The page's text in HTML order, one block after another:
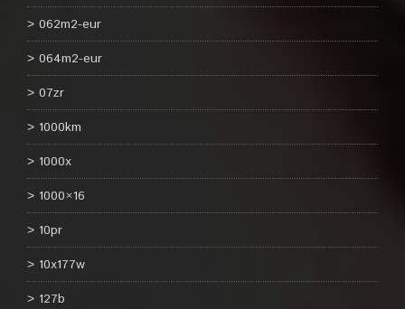
062m2-eur
064m2-eur
07zr
1000km
1000x
1000×16
10pr
10x177w
127b